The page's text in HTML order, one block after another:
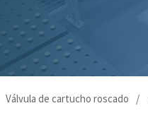
Válvula de cartucho roscado